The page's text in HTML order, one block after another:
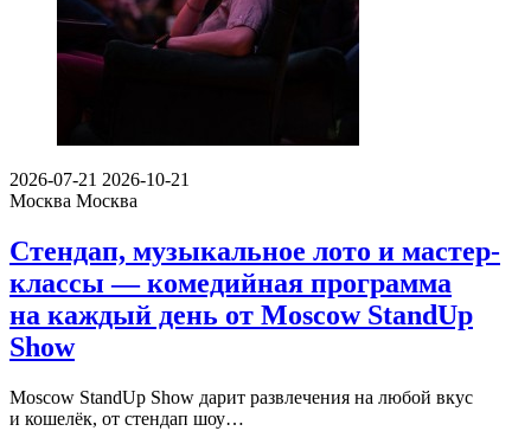
2026-07-21 2026-10-21
Москва Москва
Стендап, музыкальное лото и мастер-
классы — комедийная программа
на каждый день от Moscow StandUp
Show
Moscow StandUp Show дарит развлечения на любой вкус
и кошелёк, от стендап шоу…